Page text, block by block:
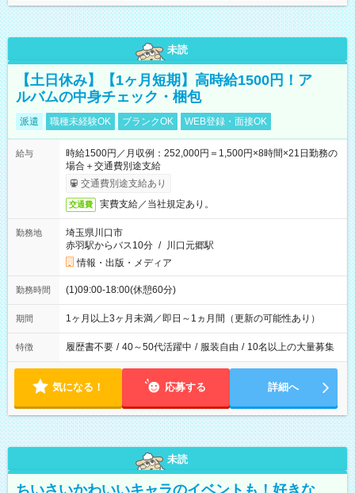
未読
【土日休み】【1ヶ月短期】高時給1500円！ア
ルバムの中身チェック・梱包
派遣 職種未経験OK ブランクOK WEB登録・面接OK
給与
時給1500円／月収例：252,000円＝1,500円×8時間×21日勤務の
場合＋交通費別途支給
交通費別途支給あり
交通費 実費支給／当社規定あり。
勤務地
埼玉県川口市
赤羽駅からバス10分 / 川口元郷駅
情報・出版・メディア
勤務時間 (1)09:00-18:00(休憩60分)
期間 1ヶ月以上3ヶ月未満／即日～1ヵ月間（更新の可能性あり）
特徴 履歴書不要 / 40～50代活躍中 / 服装自由 / 10名以上の大量募集
気になる！ 応募する 詳細へ
未読
ちいさいかわいいキャラのイベントも！好きな